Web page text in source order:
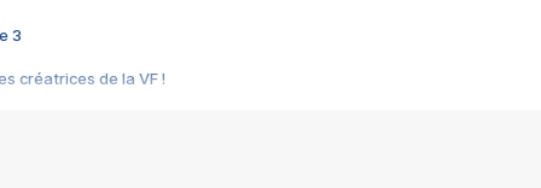
3
créatrices de la VF !